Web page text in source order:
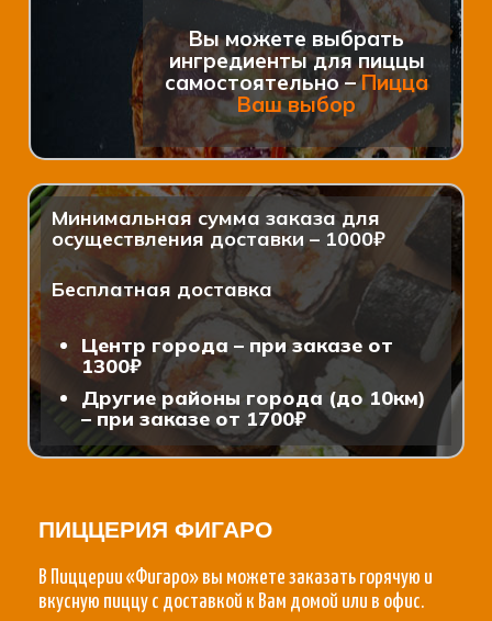
Вы можете выбрать
ингредиенты для пиццы
самостоятельно –Пицца
Ваш выбор
Минимальная сумма заказа для
осуществления доставки – 1000₽
Бесплатная доставка
Центр города – при заказе от
1300₽
Другие районы города (до 10км)
– при заказе от 1700₽
ПИЦЦЕРИЯ ФИГАРО
В Пиццерии «Фигаро» вы можете заказать горячую и
вкусную пиццу с доставкой к Вам домой или в офис.